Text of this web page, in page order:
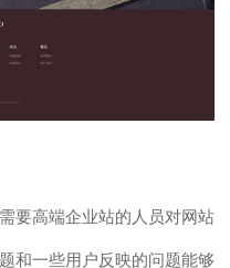
要高端企业站的人员对网站
和一些用户反映的问题能够